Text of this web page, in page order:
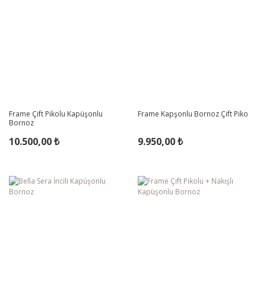
Frame Çift Pikolu Kapüşonlu
Bornoz
10.500,00 ₺
Frame Kapşonlu Bornoz Çift Piko
9.950,00 ₺